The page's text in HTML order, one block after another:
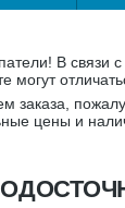
В связи
могут
заказа,
цены и